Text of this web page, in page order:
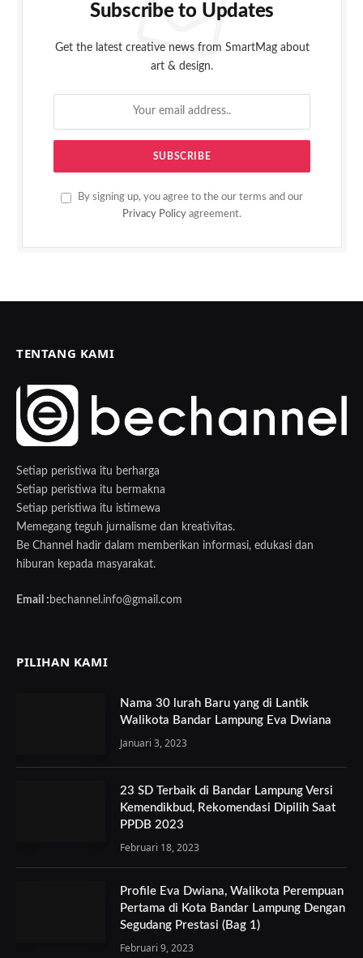
Subscribe to Updates
Get the latest creative news from SmartMag about
art & design.
By signing up, you agree to the our terms and our
Privacy Policy agreement.
TENTANG KAMI
Setiap peristiwa itu berharga
Setiap peristiwa itu bermakna
Setiap peristiwa itu istimewa
Memegang teguh jurnalisme dan kreativitas.
Be Channel hadir dalam memberikan informasi, edukasi dan
hiburan kepada masyarakat.
Email : bechannel.info@gmail.com
PILIHAN KAMI
Nama 30 lurah Baru yang di Lantik
Walikota Bandar Lampung Eva Dwiana
Januari 3, 2023
23 SD Terbaik di Bandar Lampung Versi
Kemendikbud, Rekomendasi Dipilih Saat
PPDB 2023
Februari 18, 2023
Profile Eva Dwiana, Walikota Perempuan
Pertama di Kota Bandar Lampung Dengan
Segudang Prestasi (Bag 1)
Februari 9, 2023